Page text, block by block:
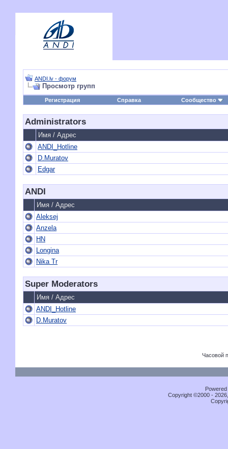
ANDI.lv - форум
Просмотр групп
Регистрация Справка Сообщество
Administrators
Имя / Адрес
ANDI_Hotline
D.Muratov
Edgar
ANDI
Имя / Адрес
Aleksej
Anzela
HN
Longina
Nika Tr
Super Moderators
Имя / Адрес
ANDI_Hotline
D.Muratov
Часовой
Copyright ©2000 -